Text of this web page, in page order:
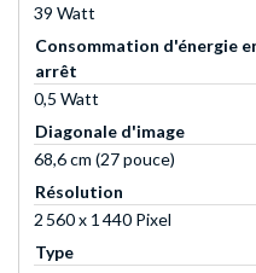
39 Watt
Consommation d'énergie
arrêt
0,5 Watt
Diagonale d'image
68,6 cm (27 pouce)
Résolution
2 560 x 1 440 Pixel
Type